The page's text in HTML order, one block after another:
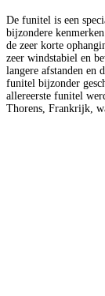
De funitel is een
bijzondere
de zeer korte
zeer windstabiel en
langere afstanden en
funitel bijzonder
allereerste funitel
Thorens, Frankrijk,